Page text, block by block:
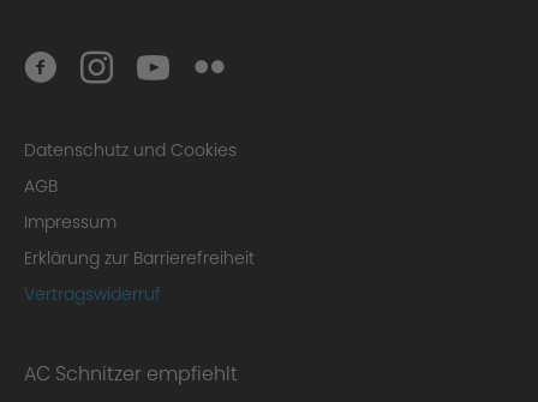
Datenschutz und Cookies
AGB
Impressum
Erklärung zur Barrierefreiheit
Vertragswiderruf
AC Schnitzer empfiehlt